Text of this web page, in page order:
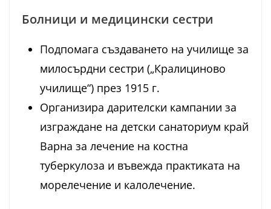
Болници и медицински сестри
Подпомага създаването на училище за
милосърдни сестри („Кралициново
училище“) през 1915 г.
Организира дарителски кампании за
изграждане на детски санаториум край
Варна за лечение на костна
туберкулоза и въвежда практиката на
морелечение и калолечение.